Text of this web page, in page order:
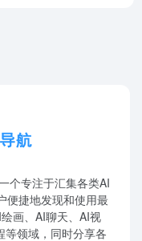
个专注于汇集各类AI
便捷地发现和使用最
画、AI聊天、AI视
等领域，同时分享各